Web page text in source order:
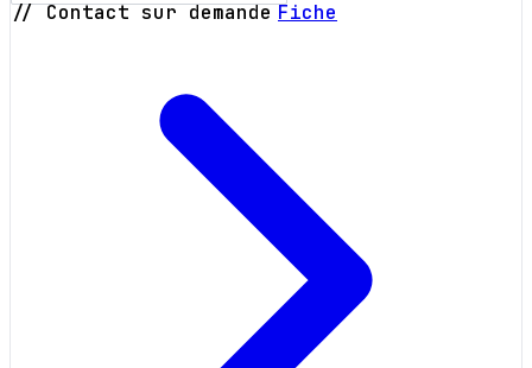
// Contact sur demande Fiche